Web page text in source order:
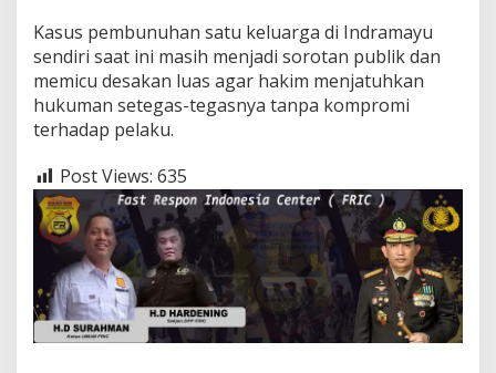
Kasus pembunuhan satu keluarga di Indramayu
sendiri saat ini masih menjadi sorotan publik dan
memicu desakan luas agar hakim menjatuhkan
hukuman setegas-tegasnya tanpa kompromi
terhadap pelaku.
Post Views: 635